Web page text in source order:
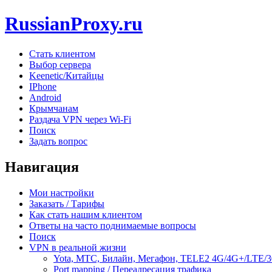
RussianProxy.ru
Стать клиентом
Выбор сервера
Keenetic/Китайцы
IPhone
Android
Крымчанам
Раздача VPN через Wi-Fi
Поиск
Задать вопрос
Навигация
Мои настройки
Заказать / Тарифы
Как стать нашим клиентом
Ответы на часто поднимаемые вопросы
Поиск
VPN в реальной жизни
Yota, МТС, Билайн, Мегафон, TELE2 4G/4G+/LTE/
Port mapping / Переадресация трафика